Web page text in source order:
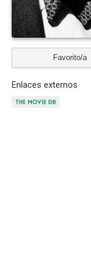
Favorito/a
Enlaces externos